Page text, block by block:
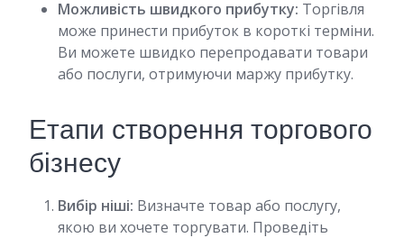
Можливість швидкого прибутку: Торгівля
може принести прибуток в короткі терміни.
Ви можете швидко перепродавати товари
або послуги, отримуючи маржу прибутку.
Етапи створення торгового
бізнесу
Вибір ніші: Визначте товар або послугу,
якою ви хочете торгувати. Проведіть